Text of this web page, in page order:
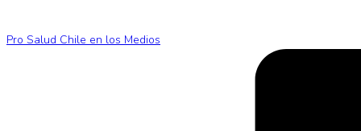
Pro Salud Chile en los Medios